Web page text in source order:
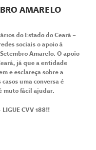
AMARELO
do Estado do Ceará –
sociais o apoio á
Amarelo. O apoio
já que a entidade
e esclareça sobre a
uma conversa é
muto fácil ajudar.
CVV 188!!